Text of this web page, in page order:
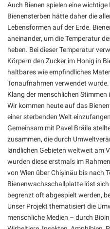
Auch Bienen spielen eine
Bienensterben hätte daher die
Lebensformen auf der Erde.
aneinander, um die Temperatur
heben. Bei dieser Temperatur
Körpern den Zucker im Honig in
haltbares wie empfindliches
Tonaufnahmen verwendet
Klang der menschlichen Stimmen
Wir kommen heute auf das
einer sterbenden Welt
Gemeinsam mit Pavel Brăila
zusammen, die durch
ländlichen Gebieten weltweit am
wurden diese erstmals im
von Wien über Chișinău bis nach
Bienenwachsschallplatte löst
begrenzt oft abgespielt werden,
Unser Projekt thematisiert die
menschliche Medien – durch